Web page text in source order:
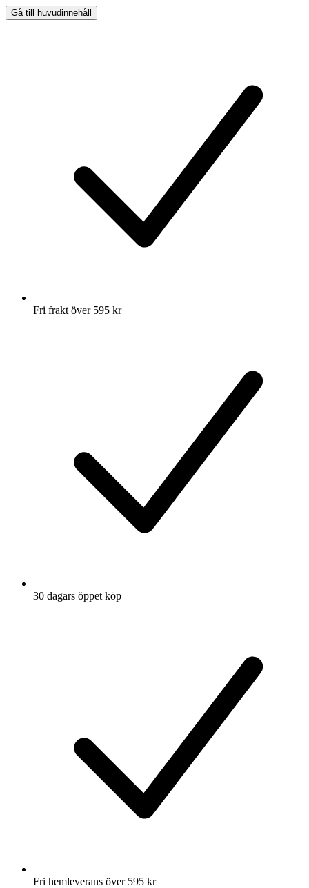
Gå till huvudinnehåll
Fri frakt över 595 kr
30 dagars öppet köp
Fri hemleverans över 595 kr